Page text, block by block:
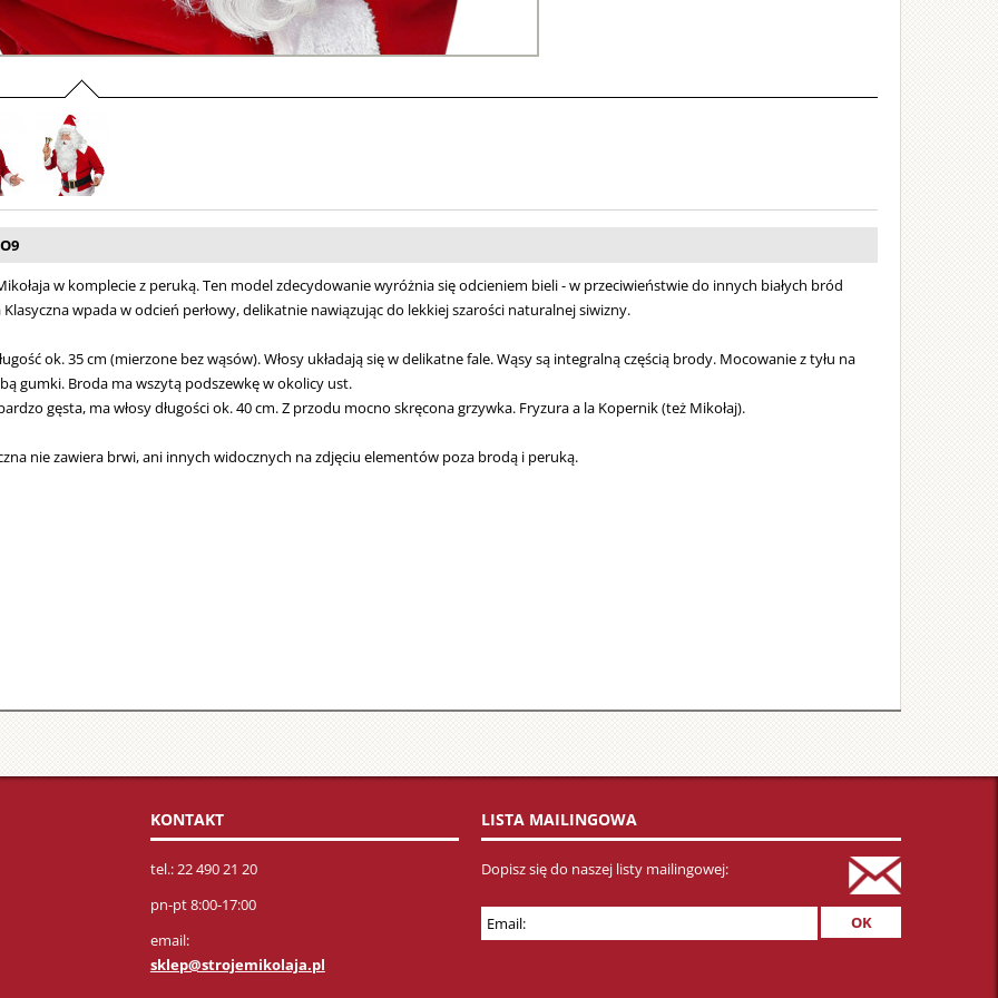
w komplecie z peruką. Ten model zdecydowanie wyróżnia się odcieniem bieli - w przeciwieństwie do innych białych bród
Klasyczna wpada w odcień perłowy, delikatnie nawiązując do lekkiej szarości naturalnej siwizny.
ok. 35 cm (mierzone bez wąsów). Włosy układają się w delikatne fale. Wąsy są integralną częścią brody. Mocowanie z tyłu na
gumki. Broda ma wszytą podszewkę w okolicy ust.
gęsta, ma włosy długości ok. 40 cm. Z przodu mocno skręcona grzywka. Fryzura a la Kopernik (też Mikołaj).
nie zawiera brwi, ani innych widocznych na zdjęciu elementów poza brodą i peruką.
KONTAKT
tel.: 22 490 21 20
pn-pt 8:00-17:00
email:
sklep@strojemikolaja.pl
LISTA MAILINGOWA
Dopisz się do naszej listy mailingowej: